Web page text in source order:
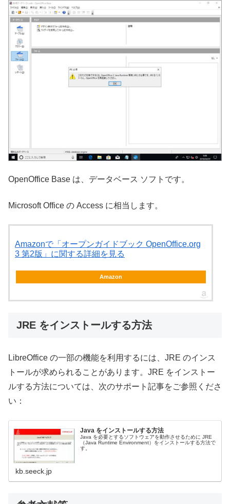
OpenOffice Base は、データベース ソフトです。
Microsoft Office の Access に相当します。
Amazonで「オープンガイドブック OpenOffice.org
3 第2版」に関する詳細を見る
Amazon
JRE をインストールする方法
LibreOffice の一部の機能を利用するには、JRE のインス
トールが求められることがあります。JRE をインストー
ルする方法については、次のサポート記事をご参照くださ
い：
Java をインストールする方法
Java を必要とするソフトウェアを動作させるために JRE
（Java Runtime Environment）をインストールする方法で
す。
kb.seeck.jp